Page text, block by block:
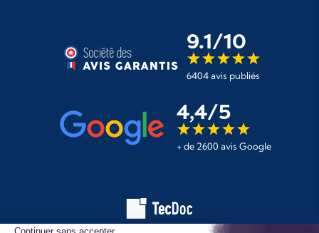
9.1/10
6404 avis publiés
4,4/5
+ de 2600 avis Google